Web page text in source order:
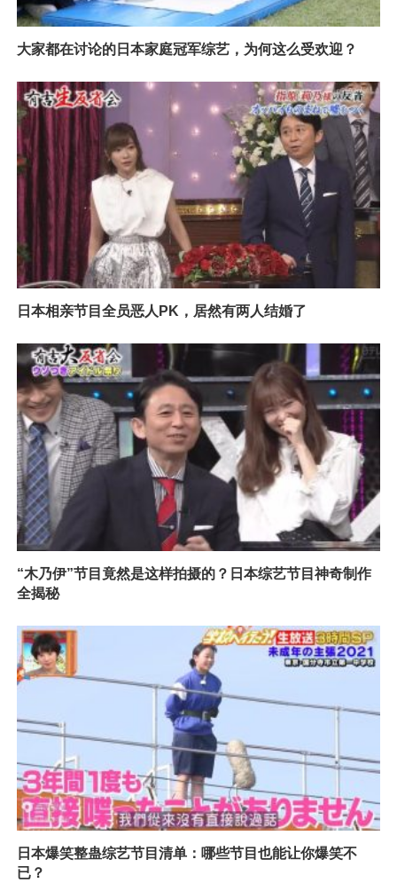
大家都在讨论的日本家庭冠军综艺，为何这么受欢迎？
日本相亲节目全员恶人PK，居然有两人结婚了
“木乃伊”节目竟然是这样拍摄的？日本综艺节目神奇制作
全揭秘
日本爆笑整蛊综艺节目清单：哪些节目也能让你爆笑不
已？